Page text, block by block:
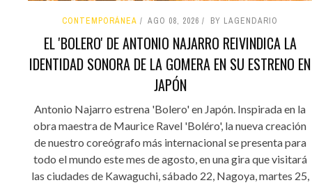
CONTEMPORÁNEA AGO 08, 2026 BY LAGENDARIO
EL 'BOLERO' DE ANTONIO NAJARRO REIVINDICA LA
IDENTIDAD SONORA DE LA GOMERA EN SU ESTRENO EN
JAPÓN
Antonio Najarro estrena 'Bolero' en Japón. Inspirada en la
obra maestra de Maurice Ravel 'Boléro', la nueva creación
de nuestro coreógrafo más internacional se presenta para
todo el mundo este mes de agosto, en una gira que visitará
las ciudades de Kawaguchi, sábado 22, Nagoya, martes 25,